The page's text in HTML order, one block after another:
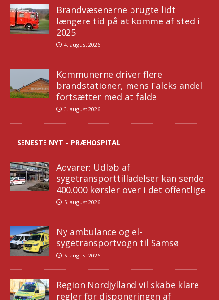
Brandvæsenerne brugte lidt
længere tid på at komme af sted i
2025
4. august 2026
Kommunerne driver flere
brandstationer, mens Falcks andel
fortsætter med at falde
3. august 2026
SENESTE NYT – PRÆHOSPITAL
Advarer: Udløb af
sygetransporttilladelser kan sende
400.000 kørsler over i det offentlige
5. august 2026
Ny ambulance og el-
sygetransportvogn til Samsø
5. august 2026
Region Nordjylland vil skabe klare
regler for disponeringen af